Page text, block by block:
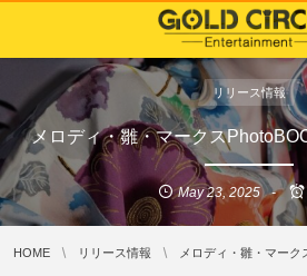
リリース情報
メロディ・雛・マークス
May 23,2025
HOME リリース情報 メロディ・雛・マーク